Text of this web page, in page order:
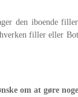
den iboende
filler eller
om at gøre